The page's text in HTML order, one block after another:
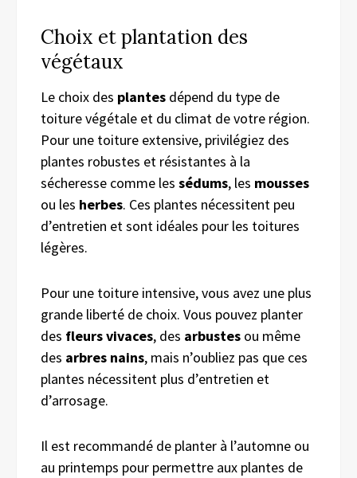
Choix et plantation des
végétaux
Le choix des plantes dépend du type de
toiture végétale et du climat de votre région.
Pour une toiture extensive, privilégiez des
plantes robustes et résistantes à la
sécheresse comme les sédums, les mousses
ou les herbes. Ces plantes nécessitent peu
d’entretien et sont idéales pour les toitures
légères.
Pour une toiture intensive, vous avez une plus
grande liberté de choix. Vous pouvez planter
des fleurs vivaces, des arbustes ou même
des arbres nains, mais n’oubliez pas que ces
plantes nécessitent plus d’entretien et
d’arrosage.
Il est recommandé de planter à l’automne ou
au printemps pour permettre aux plantes de